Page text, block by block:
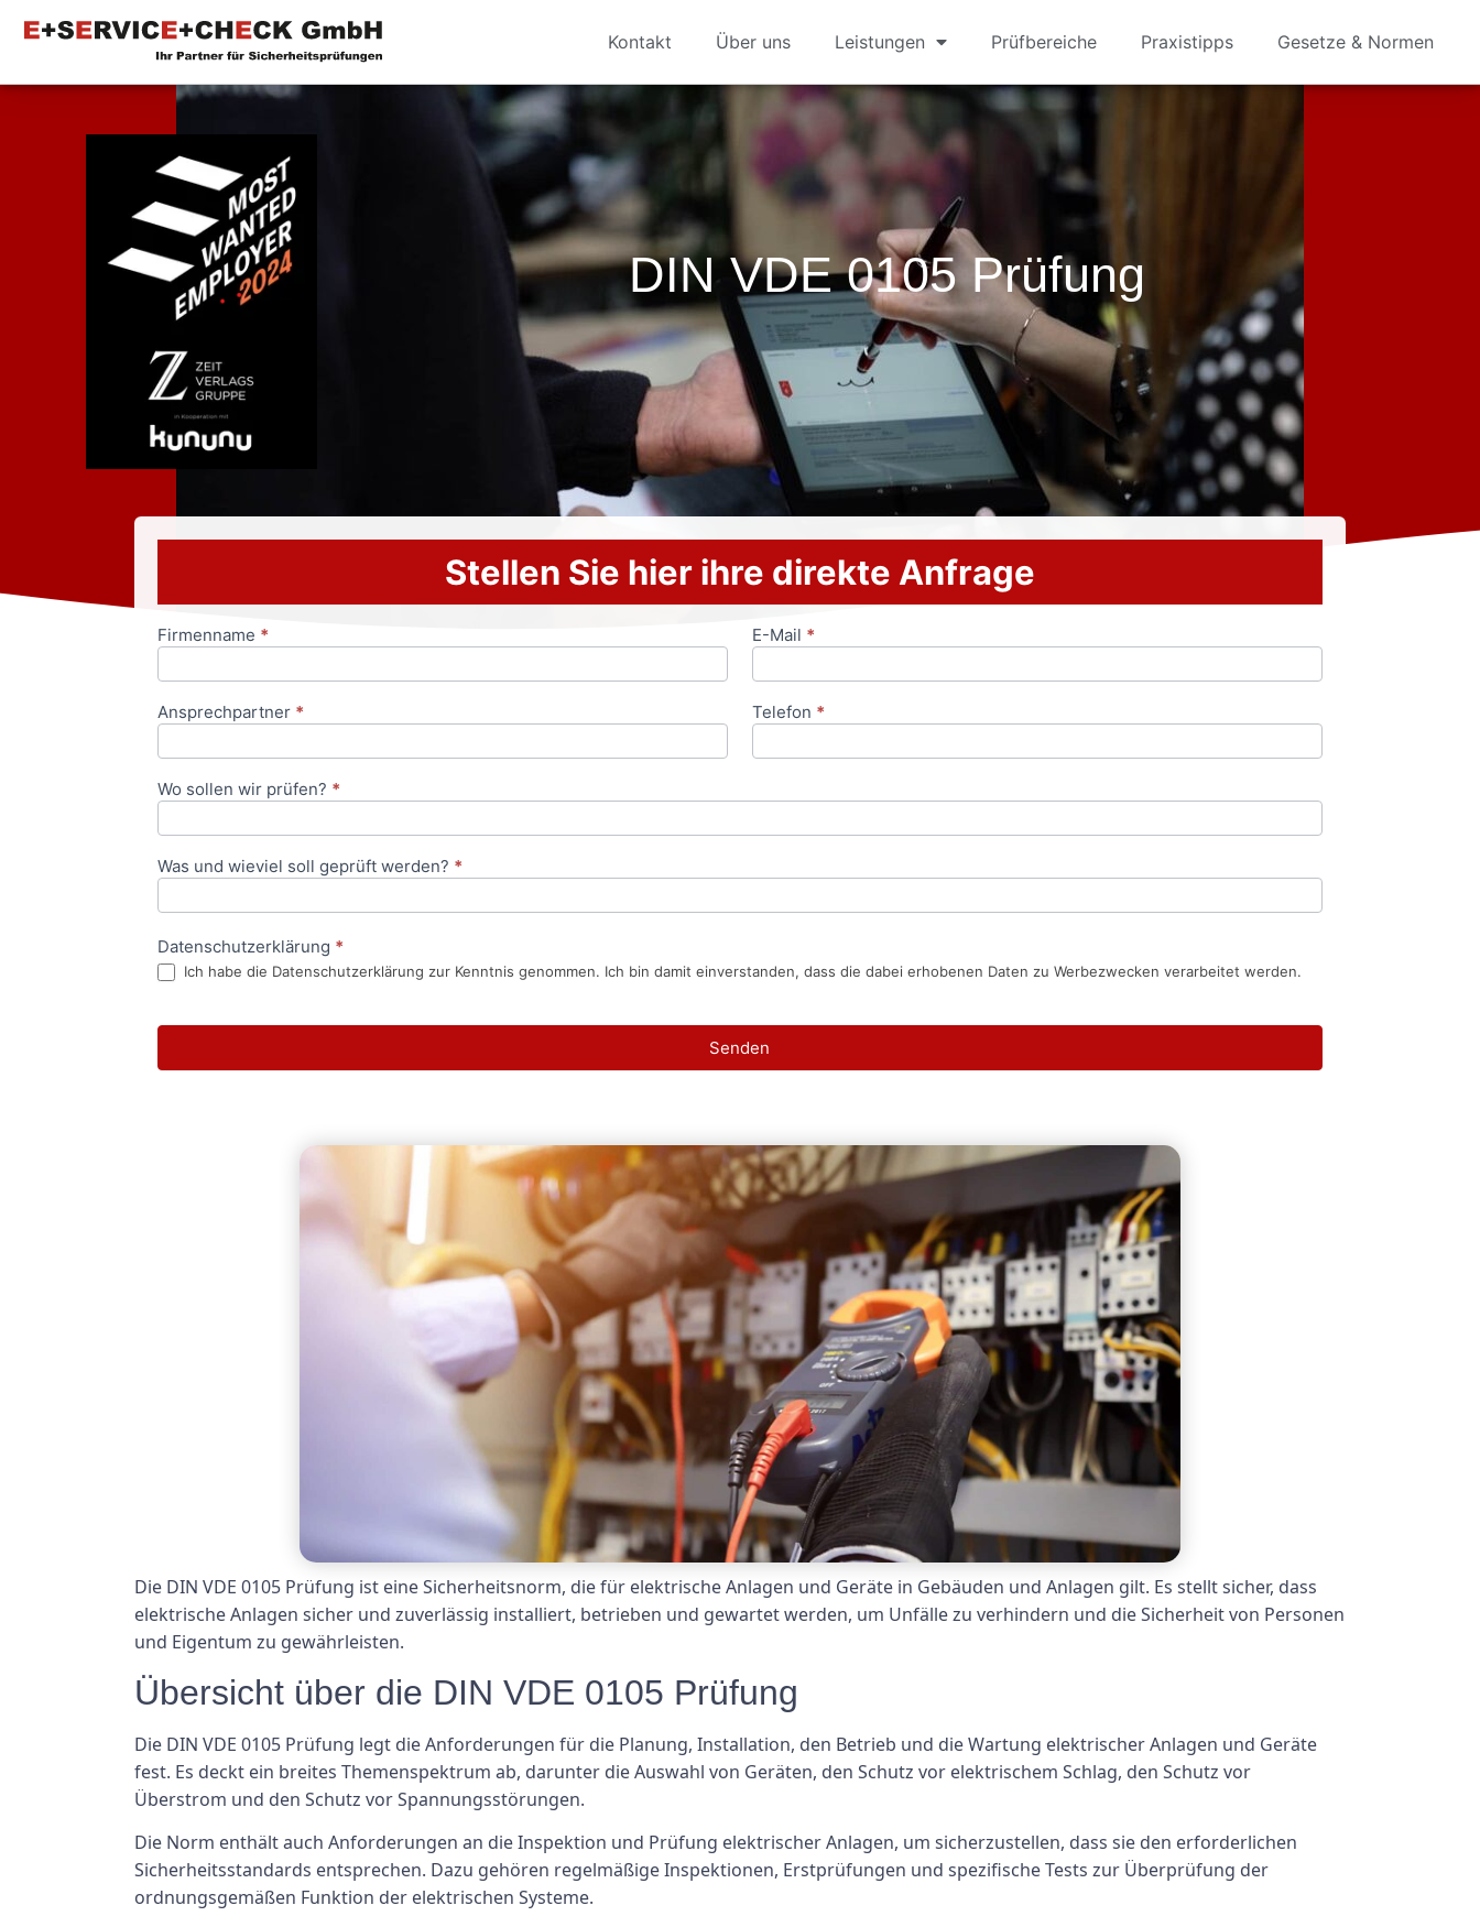
Kontakt Über uns Leistungen Prüfbereiche Praxistipps Gesetze & Normen
DIN VDE 0105 Prüfung
Stellen Sie hier ihre direkte Anfrage
Anfrageformular
Firmenname * E-Mail *
Ansprechpartner * Telefon *
Wo sollen wir prüfen? *
Was und wieviel soll geprüft werden? *
Datenschutzerklärung *
Ich habe die Datenschutzerklärung zur Kenntnis genommen. Ich bin damit einverstanden, dass die dabei erhobenen Daten zu Werbezwecken verarbeitet werden.
Senden
Die DIN VDE 0105 Prüfung ist eine Sicherheitsnorm, die für elektrische Anlagen und Geräte in Gebäuden und Anlagen gilt. Es stellt sicher, dass
elektrische Anlagen sicher und zuverlässig installiert, betrieben und gewartet werden, um Unfälle zu verhindern und die Sicherheit von Personen
und Eigentum zu gewährleisten.
Übersicht über die DIN VDE 0105 Prüfung
Die DIN VDE 0105 Prüfung legt die Anforderungen für die Planung, Installation, den Betrieb und die Wartung elektrischer Anlagen und Geräte
fest. Es deckt ein breites Themenspektrum ab, darunter die Auswahl von Geräten, den Schutz vor elektrischem Schlag, den Schutz vor
Überstrom und den Schutz vor Spannungsstörungen.
Die Norm enthält auch Anforderungen an die Inspektion und Prüfung elektrischer Anlagen, um sicherzustellen, dass sie den erforderlichen
Sicherheitsstandards entsprechen. Dazu gehören regelmäßige Inspektionen, Erstprüfungen und spezifische Tests zur Überprüfung der
ordnungsgemäßen Funktion der elektrischen Systeme.